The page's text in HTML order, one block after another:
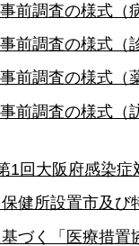
調査の様式（
調査の様式（
調査の様式（
調査の様式（
回大阪府感染症
所設置市及び
づく「医療措置